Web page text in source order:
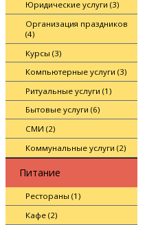
Юридические услуги (3)
Организация праздников
(4)
Курсы (3)
Компьютерные услуги (3)
Ритуальные услуги (1)
Бытовые услуги (6)
СМИ (2)
Коммунальные услуги (2)
Питание
Рестораны (1)
Кафе (2)